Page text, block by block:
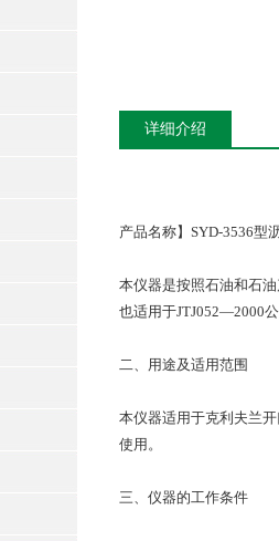
详细介绍
产品名称】SYD-3536型
本仪器是按照石油和石
也适用于JTJ052—2000
二、用途及适用范围
本仪器适用于克利夫兰
使用。
三、仪器的工作条件